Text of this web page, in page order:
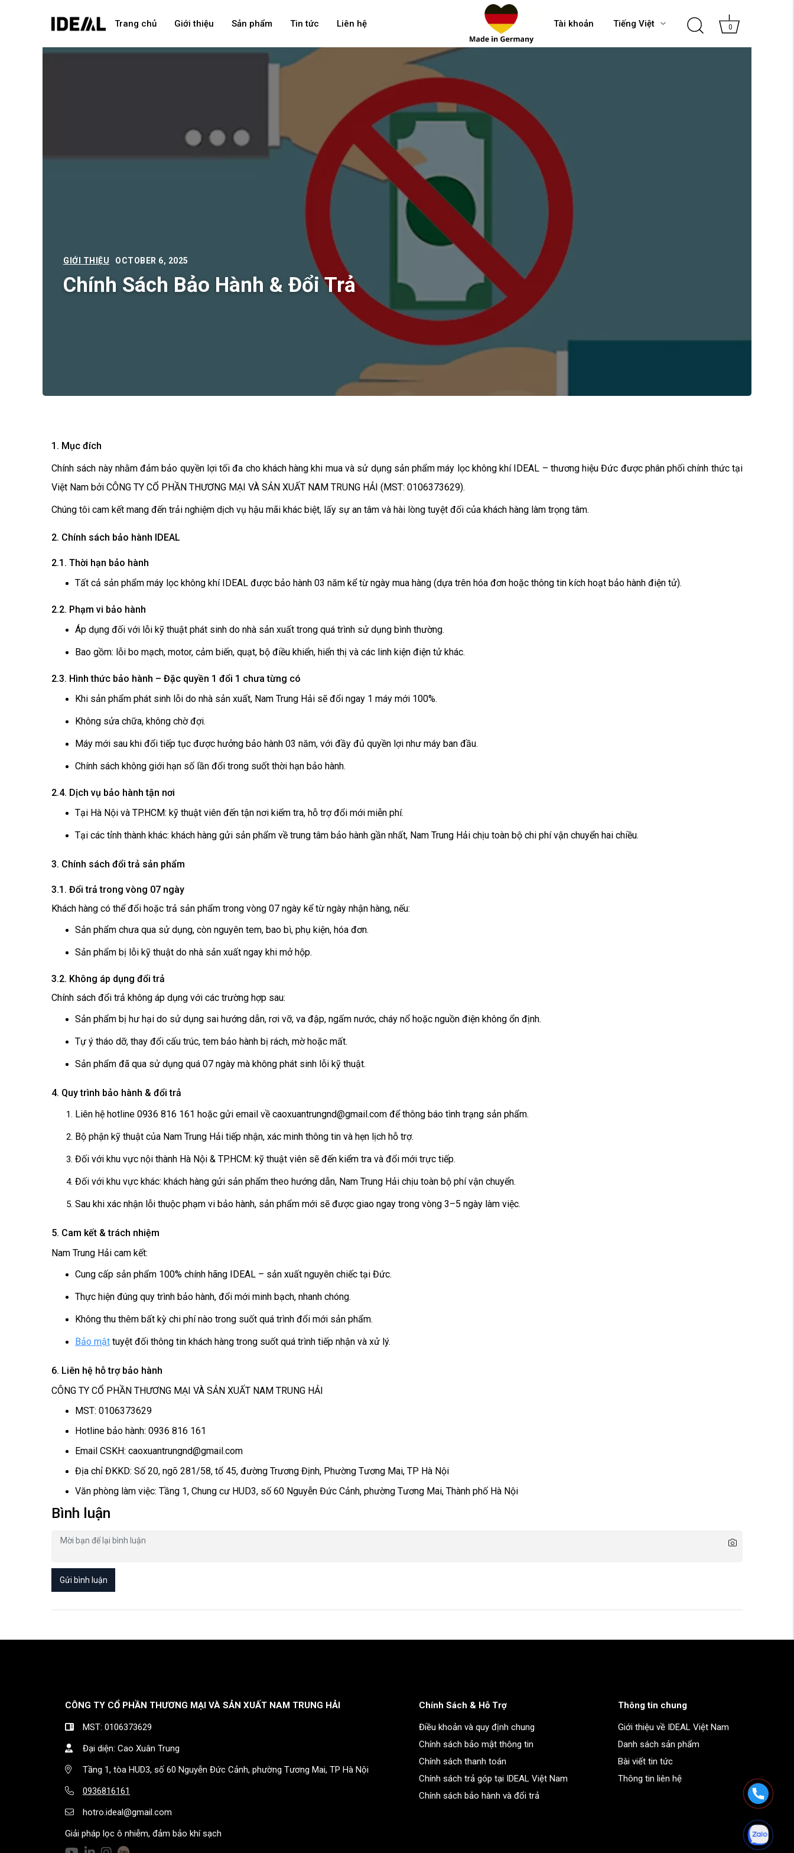
Trang chủ Giới thiệu Sản phẩm Tin tức Liên hệ Tài khoản Tiếng Việt 0
GIỚI THIỆU OCTOBER 6, 2025
Chính Sách Bảo Hành & Đổi Trả
1. Mục đích
Chính sách này nhằm đảm bảo quyền lợi tối đa cho khách hàng khi mua và sử dụng sản phẩm máy lọc không khí IDEAL – thương hiệu Đức được phân phối chính thức tại
Việt Nam bởi CÔNG TY CỔ PHẦN THƯƠNG MẠI VÀ SẢN XUẤT NAM TRUNG HẢI (MST: 0106373629).
Chúng tôi cam kết mang đến trải nghiệm dịch vụ hậu mãi khác biệt, lấy sự an tâm và hài lòng tuyệt đối của khách hàng làm trọng tâm.
2. Chính sách bảo hành IDEAL
2.1. Thời hạn bảo hành
Tất cả sản phẩm máy lọc không khí IDEAL được bảo hành 03 năm kể từ ngày mua hàng (dựa trên hóa đơn hoặc thông tin kích hoạt bảo hành điện tử).
2.2. Phạm vi bảo hành
Áp dụng đối với lỗi kỹ thuật phát sinh do nhà sản xuất trong quá trình sử dụng bình thường.
Bao gồm: lỗi bo mạch, motor, cảm biến, quạt, bộ điều khiển, hiển thị và các linh kiện điện tử khác.
2.3. Hình thức bảo hành – Đặc quyền 1 đổi 1 chưa từng có
Khi sản phẩm phát sinh lỗi do nhà sản xuất, Nam Trung Hải sẽ đổi ngay 1 máy mới 100%.
Không sửa chữa, không chờ đợi.
Máy mới sau khi đổi tiếp tục được hưởng bảo hành 03 năm, với đầy đủ quyền lợi như máy ban đầu.
Chính sách không giới hạn số lần đổi trong suốt thời hạn bảo hành.
2.4. Dịch vụ bảo hành tận nơi
Tại Hà Nội và TP.HCM: kỹ thuật viên đến tận nơi kiểm tra, hỗ trợ đổi mới miễn phí.
Tại các tỉnh thành khác: khách hàng gửi sản phẩm về trung tâm bảo hành gần nhất, Nam Trung Hải chịu toàn bộ chi phí vận chuyển hai chiều.
3. Chính sách đổi trả sản phẩm
3.1. Đổi trả trong vòng 07 ngày
Khách hàng có thể đổi hoặc trả sản phẩm trong vòng 07 ngày kể từ ngày nhận hàng, nếu:
Sản phẩm chưa qua sử dụng, còn nguyên tem, bao bì, phụ kiện, hóa đơn.
Sản phẩm bị lỗi kỹ thuật do nhà sản xuất ngay khi mở hộp.
3.2. Không áp dụng đổi trả
Chính sách đổi trả không áp dụng với các trường hợp sau:
Sản phẩm bị hư hại do sử dụng sai hướng dẫn, rơi vỡ, va đập, ngấm nước, cháy nổ hoặc nguồn điện không ổn định.
Tự ý tháo dỡ, thay đổi cấu trúc, tem bảo hành bị rách, mờ hoặc mất.
Sản phẩm đã qua sử dụng quá 07 ngày mà không phát sinh lỗi kỹ thuật.
4. Quy trình bảo hành & đổi trả
Liên hệ hotline 0936 816 161 hoặc gửi email về caoxuantrungnd@gmail.com để thông báo tình trạng sản phẩm.
Bộ phận kỹ thuật của Nam Trung Hải tiếp nhận, xác minh thông tin và hẹn lịch hỗ trợ.
Đối với khu vực nội thành Hà Nội & TP.HCM: kỹ thuật viên sẽ đến kiểm tra và đổi mới trực tiếp.
Đối với khu vực khác: khách hàng gửi sản phẩm theo hướng dẫn, Nam Trung Hải chịu toàn bộ phí vận chuyển.
Sau khi xác nhận lỗi thuộc phạm vi bảo hành, sản phẩm mới sẽ được giao ngay trong vòng 3–5 ngày làm việc.
5. Cam kết & trách nhiệm
Nam Trung Hải cam kết:
Cung cấp sản phẩm 100% chính hãng IDEAL – sản xuất nguyên chiếc tại Đức.
Thực hiện đúng quy trình bảo hành, đổi mới minh bạch, nhanh chóng.
Không thu thêm bất kỳ chi phí nào trong suốt quá trình đổi mới sản phẩm.
Bảo mật tuyệt đối thông tin khách hàng trong suốt quá trình tiếp nhận và xử lý.
6. Liên hệ hỗ trợ bảo hành
CÔNG TY CỔ PHẦN THƯƠNG MẠI VÀ SẢN XUẤT NAM TRUNG HẢI
MST: 0106373629
Hotline bảo hành: 0936 816 161
Email CSKH: caoxuantrungnd@gmail.com
Địa chỉ ĐKKD: Số 20, ngõ 281/58, tổ 45, đường Trương Định, Phường Tương Mai, TP Hà Nội
Văn phòng làm việc: Tầng 1, Chung cư HUD3, số 60 Nguyễn Đức Cảnh, phường Tương Mai, Thành phố Hà Nội
Bình luận
Gửi bình luận
CÔNG TY CỔ PHẦN THƯƠNG MẠI VÀ SẢN XUẤT NAM TRUNG HẢI
MST: 0106373629
Đại diện: Cao Xuân Trung
Tầng 1, tòa HUD3, số 60 Nguyễn Đức Cảnh, phường Tương Mai, TP Hà Nội
0936816161
hotro.ideal@gmail.com
Giải pháp lọc ô nhiễm, đảm bảo khí sạch
Chính Sách & Hỗ Trợ
Điều khoản và quy định chung
Chính sách bảo mật thông tin
Chính sách thanh toán
Chính sách trả góp tại IDEAL Việt Nam
Chính sách bảo hành và đổi trả
Thông tin chung
Giới thiệu về IDEAL Việt Nam
Danh sách sản phẩm
Bài viết tin tức
Thông tin liên hệ